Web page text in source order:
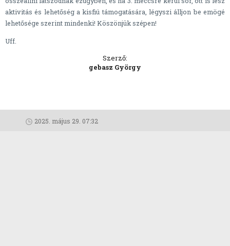
aktivitás és lehetőség a kisfiú támogatására, légyszi álljon be emögé
lehetősége szerint mindenki! Köszönjük szépen!
Uff.
Szerző:
gebasz György
2025. május 29. 07:32